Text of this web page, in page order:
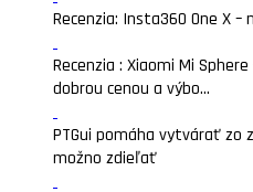
Recenzia: Insta360 One X –
Recenzia : Xiaomi Mi
dobrou cenou a výbo...
PTGui pomáha vytvárať
možno zdieľať